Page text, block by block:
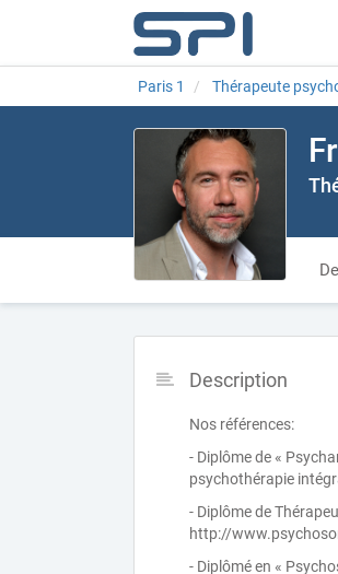
Paris 1 Thérapeute
Description
Nos références:
- Diplôme de «
psychothérapie
- Diplôme de
http://
- Diplômé en «